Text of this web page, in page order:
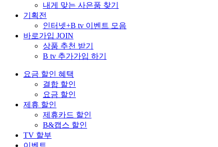
내게 맞는 사은품 찾기
기획전
인터넷+B tv 이벤트 모음
바로가입 JOIN
상품 추천 받기
B tv 추가가입 하기
요금 할인 혜택
결합 할인
요금 할인
제휴 할인
제휴카드 할인
B&캡스 할인
TV 할부
이벤트